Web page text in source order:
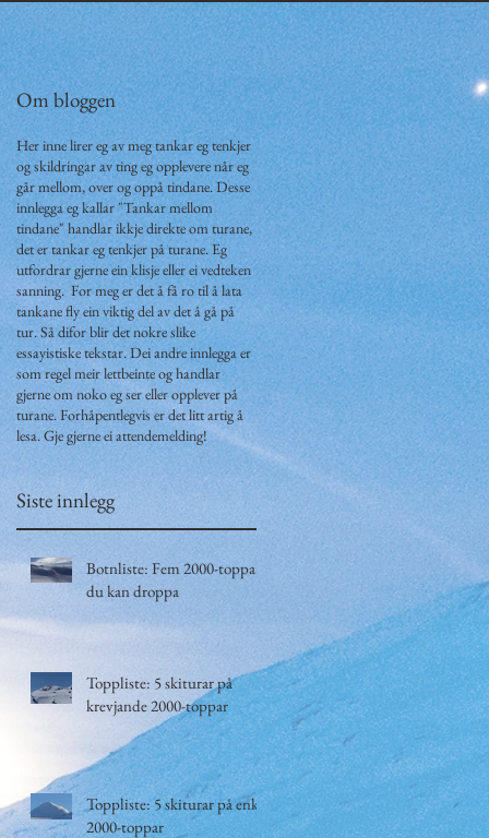
Om bloggen
Her inne lirer eg av meg tankar eg tenkjer
og skildringar av ting eg opplevere når eg
går mellom, over og oppå tindane. Desse
innlegga eg kallar "Tankar mellom
tindane" handlar ikkje direkte om turane,
det er tankar eg tenkjer på turane. Eg
utfordrar gjerne ein klisje eller ei vedteken
sanning. For meg er det å få ro til å lata
tankane fly ein viktig del av det å gå på
tur. Så difor blir det nokre slike
essayistiske tekstar. Dei andre innlegga er
som regel meir lettbeinte og handlar
gjerne om noko eg ser eller opplever på
turane. Forhåpentlegvis er det litt artig å
lesa. Gje gjerne ei attendemelding!
Siste innlegg
Botnliste: Fem 2000-toppar
du kan droppa
Toppliste: 5 skiturar på
krevjande 2000-toppar
Toppliste: 5 skiturar på enkle
2000-toppar